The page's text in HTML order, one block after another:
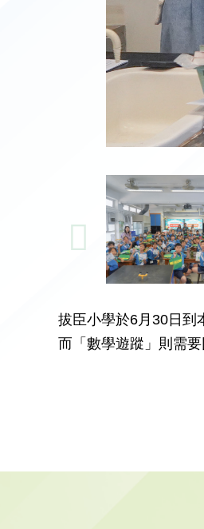
拔臣小學於6月30日到
而「數學遊蹤」則需